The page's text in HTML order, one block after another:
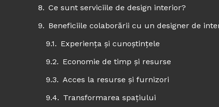
Ce sunt serviciile de design interior?
Beneficiile colaborării cu un designer de
Experiența și cunoștințele
Economie de timp și resurse
Acces la resurse și furnizori
Transformarea spațiului